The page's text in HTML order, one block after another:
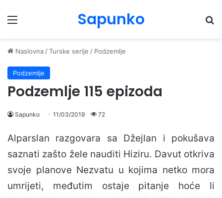
Menu Sapunko
Naslovna /Turske serije / Podzemlje
Podzemlje
Podzemlje 115 epizoda
Sapunko 11/03/2019 72
Alparslan razgovara sa Džejlan i pokušava
saznati zašto žele nauditi Hiziru. Davut otkriva
svoje planove Nezvatu u kojima netko mora
umrijeti, međutim ostaje pitanje hoće li